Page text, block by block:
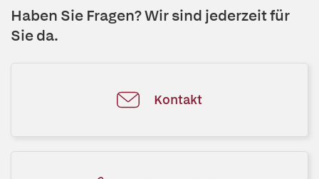
Haben Sie Fragen? Wir sind jederzeit für
Sie da.
Kontakt